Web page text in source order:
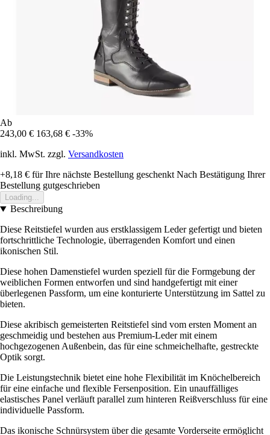
Ab
243,00 € 163,68 € -33%
inkl. MwSt. zzgl. Versandkosten
+8,18 € für Ihre nächste Bestellung geschenkt Nach Bestätigung Ihrer
Bestellung gutgeschrieben
Loading...
Beschreibung
Diese Reitstiefel wurden aus erstklassigem Leder gefertigt und bieten
fortschrittliche Technologie, überragenden Komfort und einen
ikonischen Stil.
Diese hohen Damenstiefel wurden speziell für die Formgebung der
weiblichen Formen entworfen und sind handgefertigt mit einer
überlegenen Passform, um eine konturierte Unterstützung im Sattel zu
bieten.
Diese akribisch gemeisterten Reitstiefel sind vom ersten Moment an
geschmeidig und bestehen aus Premium-Leder mit einem
hochgezogenen Außenbein, das für eine schmeichelhafte, gestreckte
Optik sorgt.
Die Leistungstechnik bietet eine hohe Flexibilität im Knöchelbereich
für eine einfache und flexible Fersenposition. Ein unauffälliges
elastisches Panel verläuft parallel zum hinteren Reißverschluss für eine
individuelle Passform.
Das ikonische Schnürsystem über die gesamte Vorderseite ermöglicht